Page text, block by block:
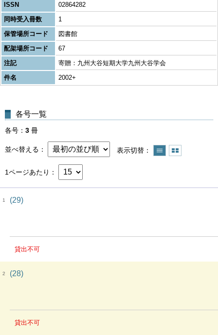
ISSN
02864282
同時受入冊数
1
保管場所コード
図書館
配架場所コード
67
注記
寄贈：九州大谷短期大学九州大谷学会
件名
2002+
各号一覧
各号 3 冊
並べ替える 表示切替
1ページあたり
1 (29)
貸出不可
2 (28)
貸出不可